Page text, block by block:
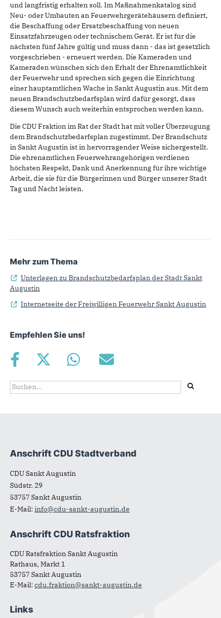
und langfristig erhalten soll. Im Maßnahmenkatalog sind
Neu- oder Umbauten an Feuerwehrgerätehäusern definiert,
die Beschaffung oder Ersatzbeschaffung von neuen
Einsatzfahrzeugen oder technischem Gerät. Er ist für die
nächsten fünf Jahre gültig und muss dann - das ist gesetzlich
vorgeschrieben - erneuert werden. Die Kameraden und
Kameraden wünschen sich den Erhalt der Ehrenamtlichkeit
der Feuerwehr und sprechen sich gegen die Einrichtung
einer hauptamtlichen Wache in Sankt Augustin aus. Mit dem
neuen Brandschutzbedarfsplan wird dafür gesorgt, dass
diesem Wunsch auch weiterhin entsprochen werden kann.
Die CDU Fraktion im Rat der Stadt hat mit voller Überzeugung
dem Brandschutzbedarfsplan zugestimmt. Der Brandschutz
in Sankt Augustin ist in hervorragender Weise sichergestellt.
Die ehrenamtlichen Feuerwehrangehörigen verdienen
höchsten Respekt, Dank und Anerkennung für ihre wichtige
Arbeit, die sie für die Bürgerinnen und Bürger unserer Stadt
Tag und Nacht leisten.
Mehr zum Thema
Unterlagen zu Brandschutzbedarfsplan der Stadt Sankt
Augustin
Internetseite der Freiwilligen Feuerwehr Sankt Augustin
Empfehlen Sie uns!
Suchformular
Suche
Fußbereich
Anschrift CDU Stadtverband
CDU Sankt Augustin
Südstr. 29
53757Sankt Augustin
E-Mail: info@cdu-sankt-augustin.de
Anschrift CDU Ratsfraktion
CDU Ratsfraktion Sankt Augustin
Rathaus, Markt 1
53757 Sankt Augustin
E-Mail: cdu.fraktion@sankt-augustin.de
Links